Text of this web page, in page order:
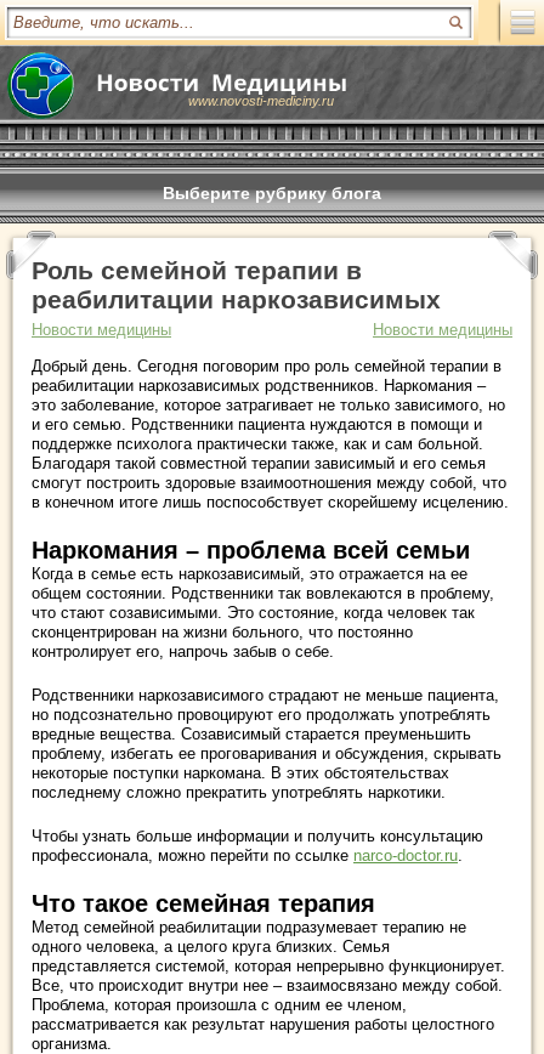
www.novosti-mediciny.ru
Выберите рубрику блога
Роль семейной терапии в
реабилитации наркозависимых
Новости медицины
Новости медицины
Добрый день. Сегодня поговорим про роль семейной терапии в
реабилитации наркозависимых родственников. Наркомания –
это заболевание, которое затрагивает не только зависимого, но
и его семью. Родственники пациента нуждаются в помощи и
поддержке психолога практически также, как и сам больной.
Благодаря такой совместной терапии зависимый и его семья
смогут построить здоровые взаимоотношения между собой, что
в конечном итоге лишь поспособствует скорейшему исцелению.
Наркомания – проблема всей семьи
Когда в семье есть наркозависимый, это отражается на ее
общем состоянии. Родственники так вовлекаются в проблему,
что стают созависимыми. Это состояние, когда человек так
сконцентрирован на жизни больного, что постоянно
контролирует его, напрочь забыв о себе.
Родственники наркозависимого страдают не меньше пациента,
но подсознательно провоцируют его продолжать употреблять
вредные вещества. Созависимый старается преуменьшить
проблему, избегать ее проговаривания и обсуждения, скрывать
некоторые поступки наркомана. В этих обстоятельствах
последнему сложно прекратить употреблять наркотики.
Чтобы узнать больше информации и получить консультацию
профессионала, можно перейти по ссылке narco-doctor.ru.
Что такое семейная терапия
Метод семейной реабилитации подразумевает терапию не
одного человека, а целого круга близких. Семья
представляется системой, которая непрерывно функционирует.
Все, что происходит внутри нее – взаимосвязано между собой.
Проблема, которая произошла с одним ее членом,
рассматривается как результат нарушения работы целостного
организма.